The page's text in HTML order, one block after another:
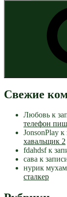
Свежие
Любовь к
телефон
JonsonPlay к
хавальщик 2
fdahdsfк
сава к
нурик
сталкер